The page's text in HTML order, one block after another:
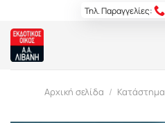
content
Τηλ. Παραγγελίες:
Αρχική σελίδα / Κατάστημα